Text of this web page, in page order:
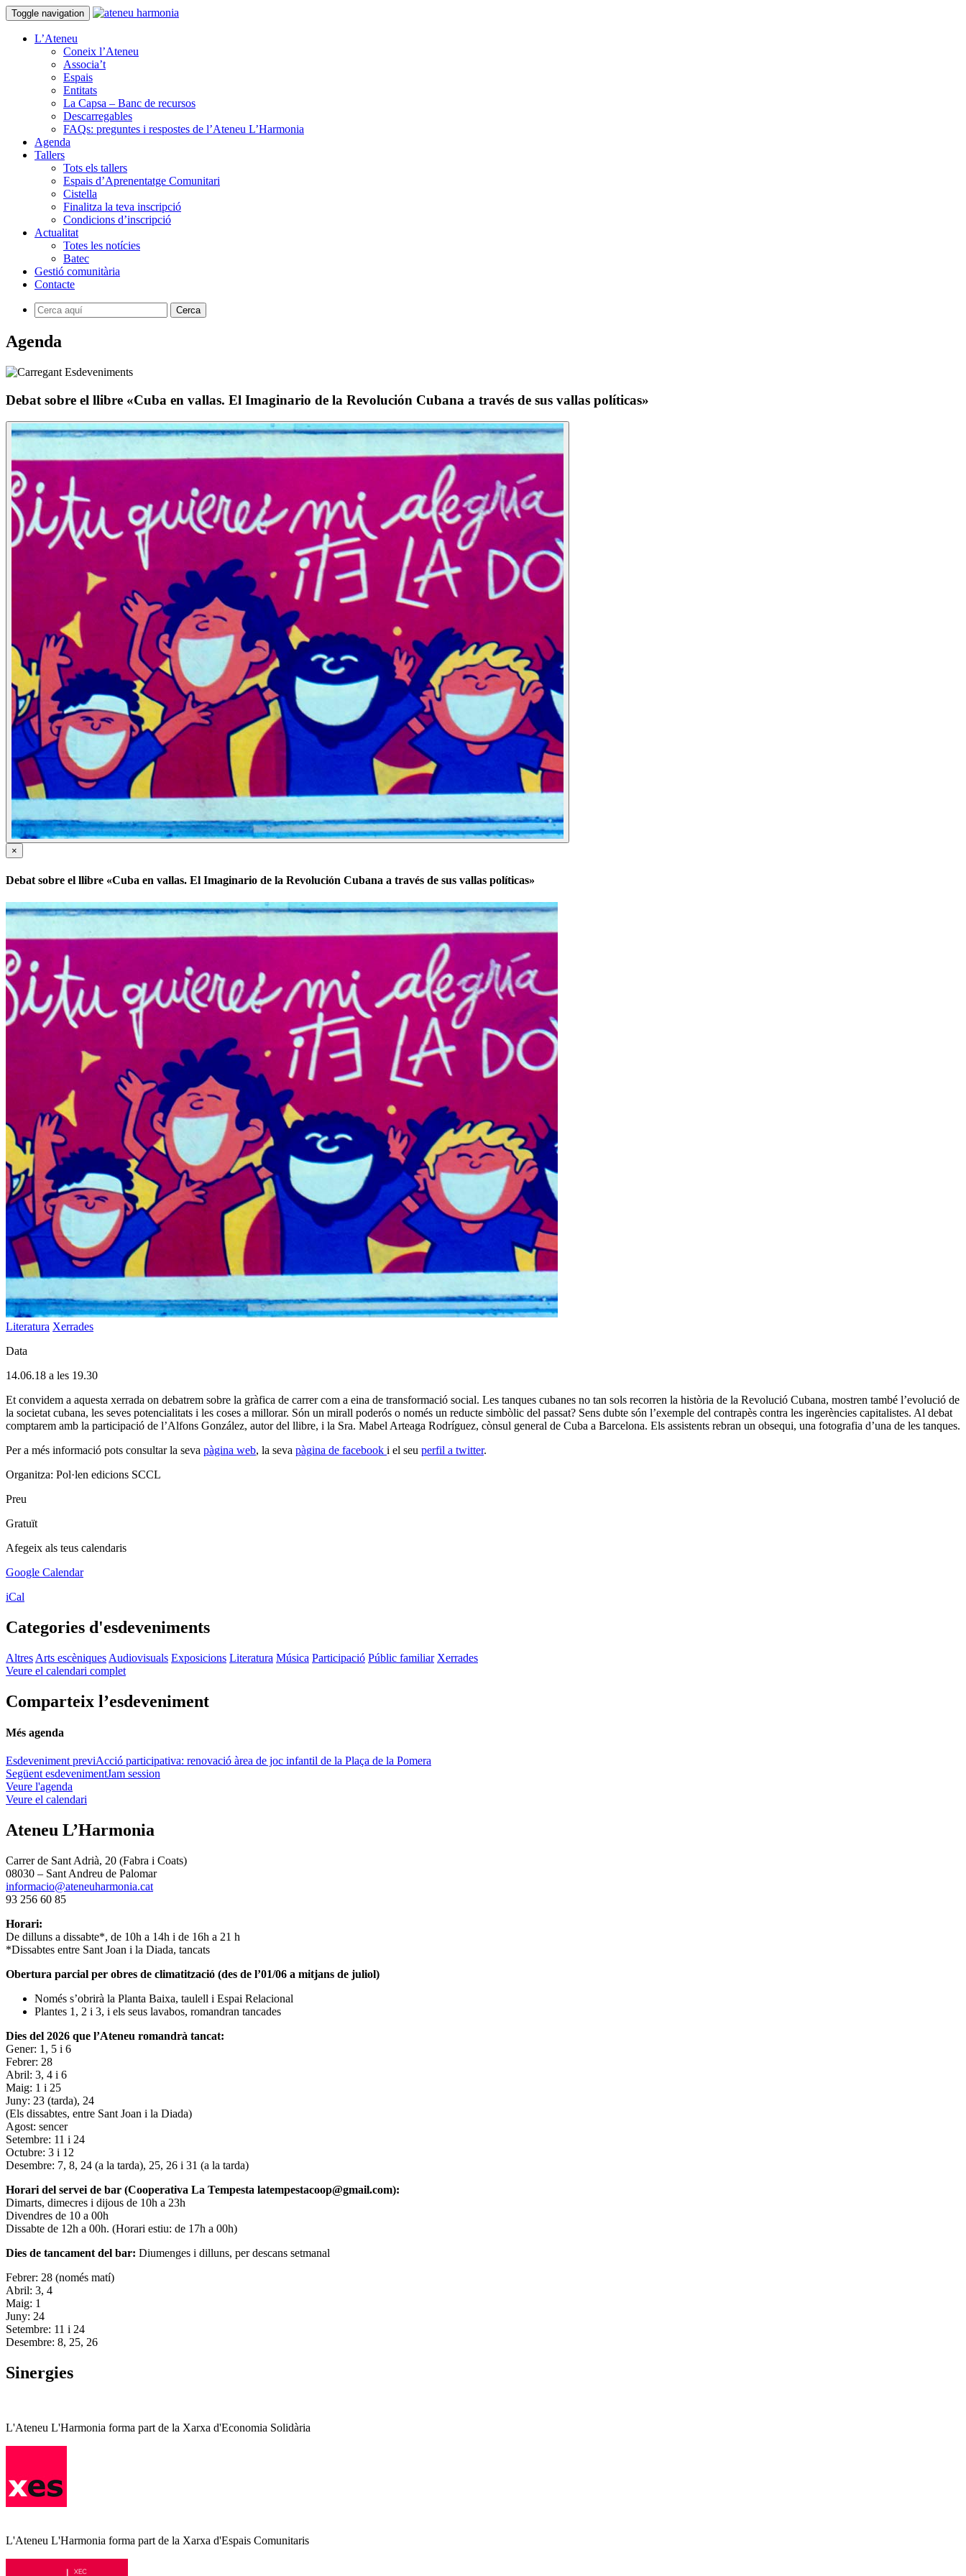
Toggle navigation
L’Ateneu
Coneix l’Ateneu
Associa’t
Espais
Entitats
La Capsa – Banc de recursos
Descarregables
FAQs: preguntes i respostes de l’Ateneu L’Harmonia
Agenda
Tallers
Tots els tallers
Espais d’Aprenentatge Comunitari
Cistella
Finalitza la teva inscripció
Condicions d’inscripció
Actualitat
Totes les notícies
Batec
Gestió comunitària
Contacte
Agenda
Debat sobre el llibre «Cuba en vallas. El Imaginario de la Revolución Cubana a través de sus vallas políticas»
×
Debat sobre el llibre «Cuba en vallas. El Imaginario de la Revolución Cubana a través de sus vallas políticas»
Literatura Xerrades
Data
14.06.18 a les 19.30
Et convidem a aquesta xerrada on debatrem sobre la gràfica de carrer com a eina de transformació social. Les tanques cubanes no tan sols recorren la història de la Revolució Cubana, mostren també l’evolució de
la societat cubana, les seves potencialitats i les coses a millorar. Són un mirall poderós o només un reducte simbòlic del passat? Sens dubte són l’exemple del contrapès contra les ingerències capitalistes. Al debat
comptarem amb la participació de l’Alfons González, autor del llibre, i la Sra. Mabel Arteaga Rodríguez, cònsul general de Cuba a Barcelona. Els assistents rebran un obsequi, una fotografia d’una de les tanques.
Per a més informació pots consultar la seva pàgina web, la seva pàgina de facebook i el seu perfil a twitter.
Organitza: Pol·len edicions SCCL
Preu
Gratuït
Afegeix als teus calendaris
Google Calendar
iCal
Categories d'esdeveniments
Altres Arts escèniques Audiovisuals Exposicions Literatura Música Participació Públic familiar Xerrades
Veure el calendari complet
Comparteix l’esdeveniment
Més agenda
Esdeveniment previAcció participativa: renovació àrea de joc infantil de la Plaça de la Pomera
Següent esdevenimentJam session
Veure l'agenda
Veure el calendari
Ateneu L’Harmonia
Carrer de Sant Adrià, 20 (Fabra i Coats)
08030 – Sant Andreu de Palomar
informacio@ateneuharmonia.cat
93 256 60 85
Horari:
De dilluns a dissabte*, de 10h a 14h i de 16h a 21 h
*Dissabtes entre Sant Joan i la Diada, tancats
Obertura parcial per obres de climatització (des de l’01/06 a mitjans de juliol)
Només s’obrirà la Planta Baixa, taulell i Espai Relacional
Plantes 1, 2 i 3, i els seus lavabos, romandran tancades
Dies del 2026 que l’Ateneu romandrà tancat:
Gener: 1, 5 i 6
Febrer: 28
Abril: 3, 4 i 6
Maig: 1 i 25
Juny: 23 (tarda), 24
(Els dissabtes, entre Sant Joan i la Diada)
Agost: sencer
Setembre: 11 i 24
Octubre: 3 i 12
Desembre: 7, 8, 24 (a la tarda), 25, 26 i 31 (a la tarda)
Horari del servei de bar (Cooperativa La Tempesta latempestacoop@gmail.com):
Dimarts, dimecres i dijous de 10h a 23h
Divendres de 10 a 00h
Dissabte de 12h a 00h. (Horari estiu: de 17h a 00h)
Dies de tancament del bar: Diumenges i dilluns, per descans setmanal
Febrer: 28 (només matí)
Abril: 3, 4
Maig: 1
Juny: 24
Setembre: 11 i 24
Desembre: 8, 25, 26
Sinergies
L'Ateneu L'Harmonia forma part de la Xarxa d'Economia Solidària
L'Ateneu L'Harmonia forma part de la Xarxa d'Espais Comunitaris